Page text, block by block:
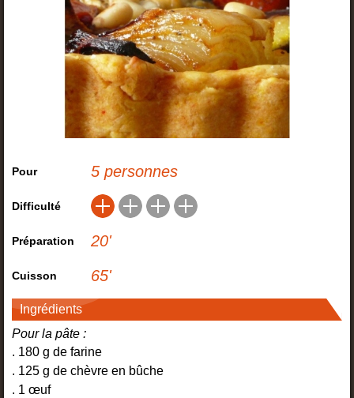
Pour 5 personnes
Difficulté
Préparation 20'
Cuisson 65'
Ingrédients
Pour la pâte :
. 180 g de farine
. 125 g de chèvre en bûche
. 1 œuf